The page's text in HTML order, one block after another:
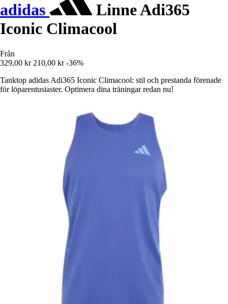
adidas
Linne Adi365
Iconic Climacool
Från
329,00 kr 210,00 kr -36%
Tanktop adidas Adi365 Iconic Climacool: stil och prestanda förenade
för löparentusiaster. Optimera dina träningar redan nu!